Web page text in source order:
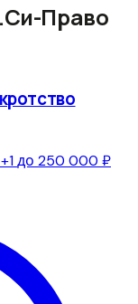
Право
+1до 250 000 ₽